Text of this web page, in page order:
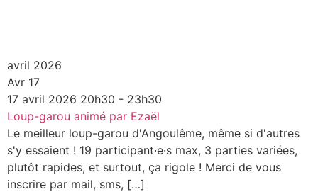
avril 2026
Avr 17
17 avril 2026 20h30 - 23h30
Loup-garou animé par Ezaël
Le meilleur loup-garou d'Angoulême, même si d'autres
s'y essaient ! 19 participant·e·s max, 3 parties variées,
plutôt rapides, et surtout, ça rigole ! Merci de vous
inscrire par mail, sms, […]